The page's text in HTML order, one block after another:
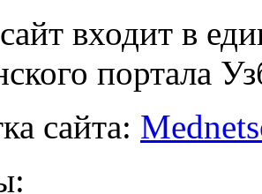
входит в
портала
сайта: